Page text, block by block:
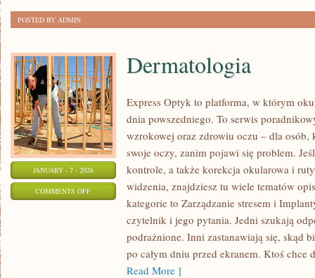
POSTED BY ADMIN
JANUARY - 7 - 2026
COMMENTS OFFON
DERMATOLOGIA
Dermatologia
Express Optyk to platforma, w którym
dnia powszedniego. To serwis
wzrokowej oraz zdrowiu oczu – dla osób,
swoje oczy, zanim pojawi się problem.
kontrole, a także korekcja okularowa i
widzenia, znajdziesz tu wiele tematów
kategorie to Zarządzanie stresem i
czytelnik i jego pytania. Jedni szukają
podrażnione. Inni zastanawiają się, skąd
po całym dniu przed ekranem. Ktoś chce
Read More ]